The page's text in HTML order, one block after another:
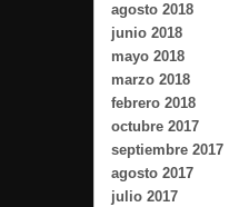
agosto 2018
junio 2018
mayo 2018
marzo 2018
febrero 2018
octubre 2017
septiembre 2017
agosto 2017
julio 2017